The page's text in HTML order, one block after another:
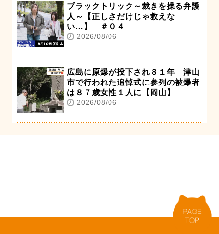
ブラックトリック～裁きを操る弁護
人～【正しさだけじゃ救えな
い…】 ＃０４
2026/08/06
広島に原爆が投下され８１年 津山
市で行われた追悼式に参列の被爆者
は８７歳女性１人に【岡山】
2026/08/06